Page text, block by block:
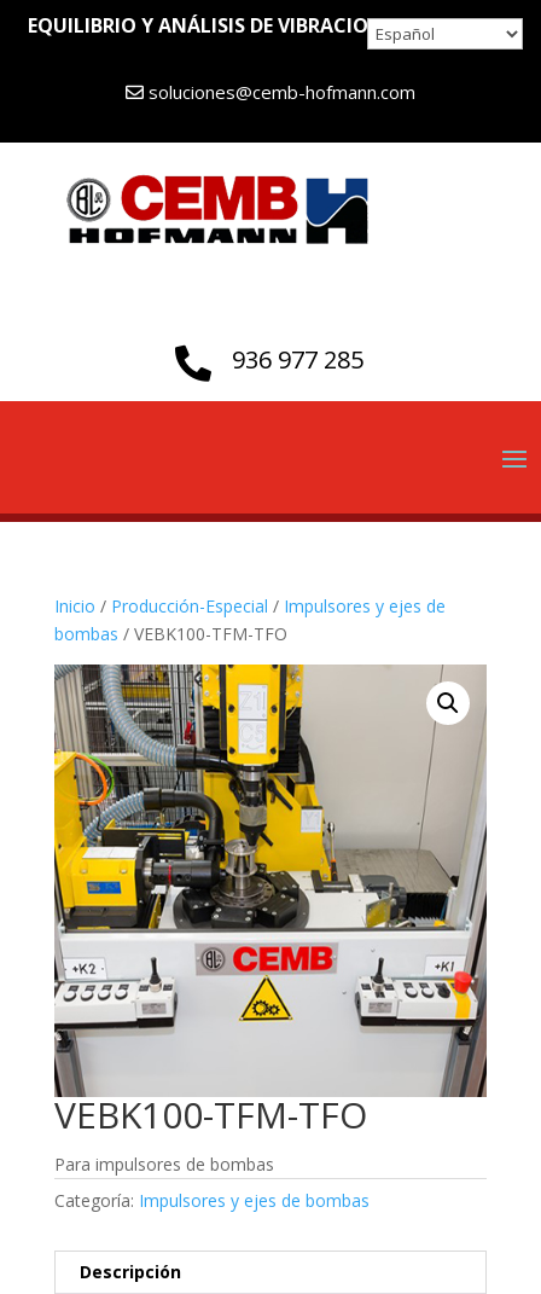
EQUILIBRIO Y ANÁLISIS DE VIBRACIONES DESDE 1946
soluciones@cemb-hofmann.com
 936 977 285
Inicio / Producción-Especial / Impulsores y ejes de
bombas / VEBK100-TFM-TFO
VEBK100-TFM-TFO
Para impulsores de bombas
Categoría: Impulsores y ejes de bombas
Descripción